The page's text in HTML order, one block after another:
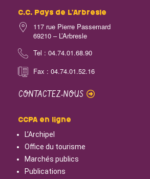
C.C. Pays de L’Arbresle
117 rue Pierre Passemard
69210 – L’Arbresle
Tel : 04.74.01.68.90
Fax : 04.74.01.52.16
CONTACTEZ-NOUS
CCPA en ligne
L’Archipel
Office du tourisme
Marchés publics
Publications